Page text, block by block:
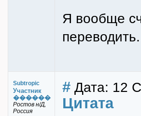
Я вообще
переводить.
Subtropic
Участник
������
Ростов н/Д,
Россия
# Дата: 12
Цитата